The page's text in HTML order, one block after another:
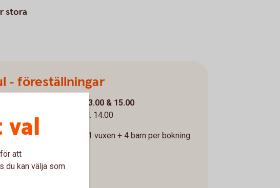
stora
- föreställningar
stadsteater 9 dec kl. 13.00 & 15.00
10 dec kl. 14.00
GRATIS! Max 1 vuxen + 4 barn per bokning
här
att
du kan välja som